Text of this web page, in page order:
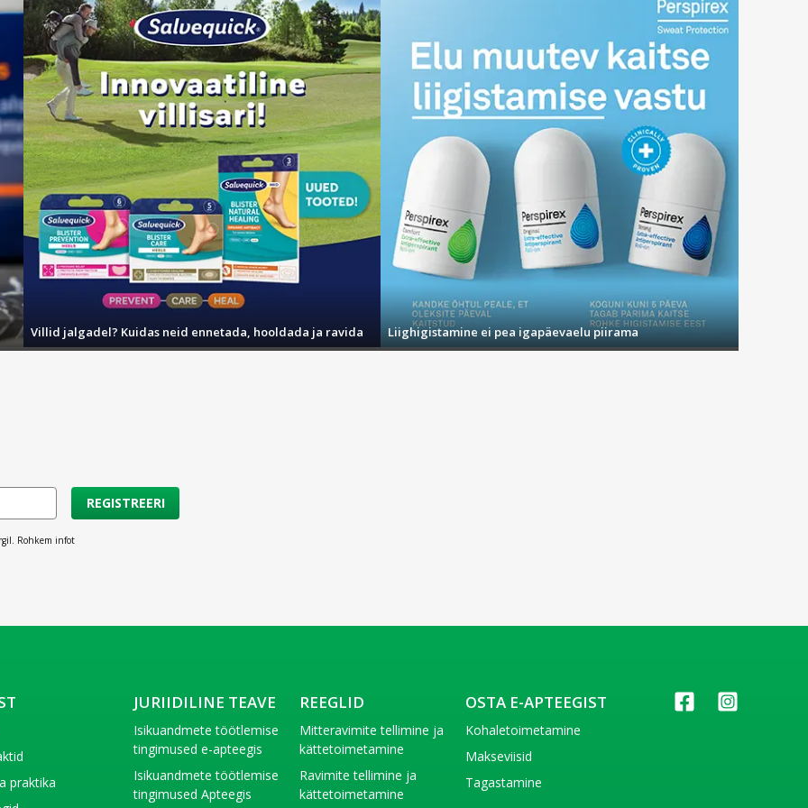
kaitset/näokaitset.
ainult riietele.
ettevaatlikult veega. Eemaldada kontaktläätsed, kui neid on ja kui neid on kerge eemaldada. Loputada veel kord.
või arstiga.
Nahaärrituse või löövete korral: pöörduda arsti poole.
Mürgistusteabekeskuse või arsti poole.
õhu kätte ja asetada puhkeseisundisse mugavasse asendisse, mis võimaldab tal vabalt hingata. Halva enesetunde
arsti poole.
üle 50 °C. Hoida eemal toiduainetest.
Villid jalgadel? Kuidas neid ennetada, hooldada ja ravida Liighigistamine ei pea igapäevaelu piirama
REGISTREERI
Rohkem infot
praktika
JURIIDILINE TEAVE
Isikuandmete töötlemise
tingimused e-apteegis
Isikuandmete töötlemise
tingimused Apteegis
REEGLID
Mitteravimite tellimine ja
kättetoimetamine
Ravimite tellimine ja
kättetoimetamine
OSTA E-APTEEGIST
Kohaletoimetamine
Makseviisid
Tagastamine